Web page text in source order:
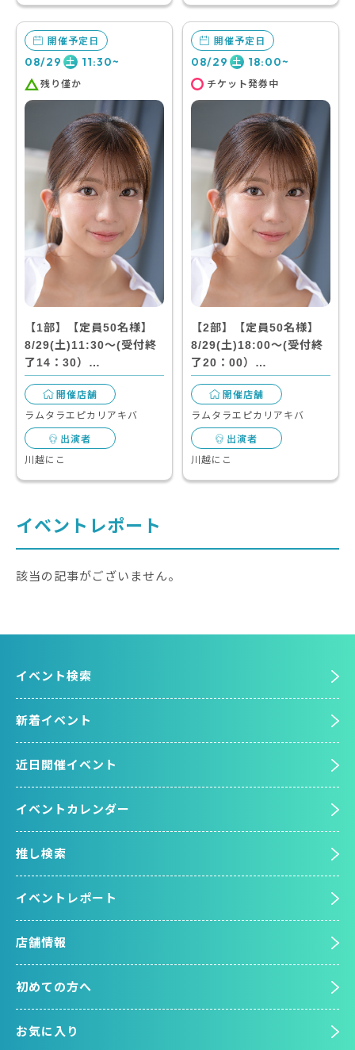
開催予定日
08/29 土 11:30~
残り僅か
【1部】【定員50名様】
8/29(土)11:30～(受付終
了14：30）…
開催店舗
ラムタラエピカリアキバ
出演者
川越にこ
開催予定日
08/29 土 18:00~
チケット発券中
【2部】【定員50名様】
8/29(土)18:00～(受付終
了20：00）…
開催店舗
ラムタラエピカリアキバ
出演者
川越にこ
イベントレポート
該当の記事がございません。
イベント検索
新着イベント
近日開催イベント
イベントカレンダー
推し検索
イベントレポート
店舗情報
初めての方へ
お気に入り